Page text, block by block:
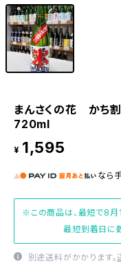
まんさくの花 かち
720ml
¥ 1,595
なら
※この商品は、最短で8月
最短到着日に
別途送料がかかります。